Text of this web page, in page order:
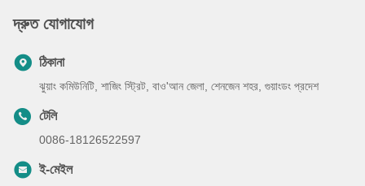
দ্রুত যোগাযোগ
ঠিকানা
ঝুয়াং কমিউনিটি, শাজিং স্ট্রিট, বাও'আন জেলা, শেনজেন শহর, গুয়াংডং প্রদেশ
টেলি
0086-18126522597
ই-মেইল